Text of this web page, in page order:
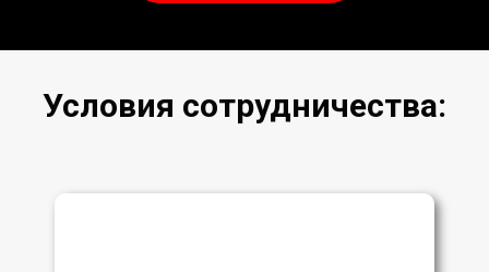
Условия сотрудничества: